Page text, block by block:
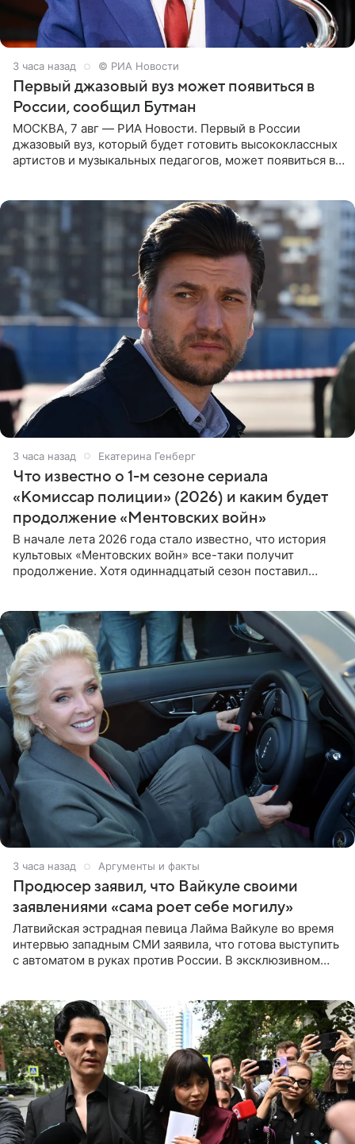
3 часа назад © РИА Новости
Первый джазовый вуз может появиться в
России, сообщил Бутман
МОСКВА, 7 авг — РИА Новости. Первый в России
джазовый вуз, который будет готовить высококлассных
артистов и музыкальных педагогов, может появиться в
3 часа назад Екатерина Генберг
Что известно о 1-м сезоне сериала
«Комиссар полиции» (2026) и каким будет
продолжение «Ментовских войн»
В начале лета 2026 года стало известно, что история
культовых «Ментовских войн» все-таки получит
продолжение. Хотя одиннадцатый сезон поставил
3 часа назад Аргументы и факты
Продюсер заявил, что Вайкуле своими
заявлениями «сама роет себе могилу»
Латвийская эстрадная певица Лайма Вайкуле во время
интервью западным СМИ заявила, что готова выступить
с автоматом в руках против России. В эксклюзивном